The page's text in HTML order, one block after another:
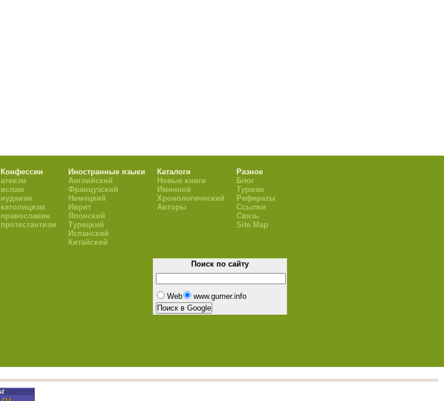
Конфессии
атеизм
ислам
иудаизм
католицизм
православие
протестантизм
Иностранные языки
Английский
Французский
Немецкий
Иврит
Японский
Турецкий
Испанский
Китайский
Каталоги
Новые книги
Именной
Хронологический
Авторы
Разное
Блог
Туризм
Рефераты
Ссылки
Связь
Site Map
Поиск по сайту
Web www.gumer.info